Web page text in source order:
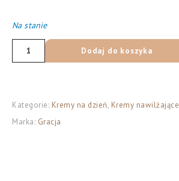
Na stanie
ilość
Gracja
na
dzień
Dodaj do koszyka
Kategorie: Kremy na dzień, Kremy nawilżające
Marka: Gracja